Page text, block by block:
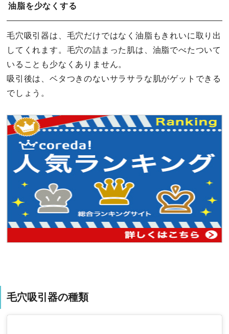
油脂を少なくする
毛穴吸引器は、毛穴だけではなく油脂もきれいに取り出
してくれます。毛穴の詰まった肌は、油脂でべたついて
いることも少なくありません。
吸引後は、ベタつきのないサラサラな肌がゲットできる
でしょう。
毛穴吸引器の種類